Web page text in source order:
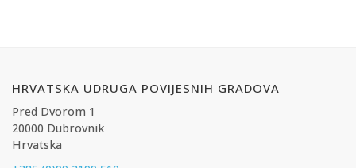
HRVATSKA UDRUGA POVIJESNIH GRADOVA
Pred Dvorom 1
20000 Dubrovnik
Hrvatska